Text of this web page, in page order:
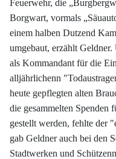
Feuerwehr, die
Borgwart, vormals
einem halben Dutzend
umgebaut, erzählt
als Kommandant für die
alljährlichenn
heute gepflegten alten
die gesammelten Spenden
gestellt werden, fehlte der
gab Geldner auch bei den
Stadtwerken und